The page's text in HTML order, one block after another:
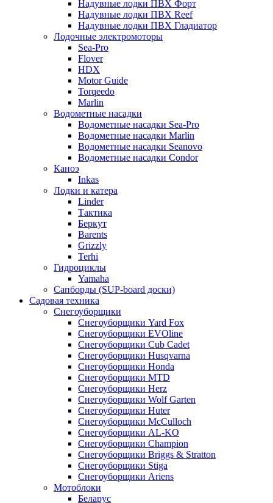
Надувные лодки ПВХ Форт
Надувные лодки ПВХ Reef
Надувные лодки ПВХ Гладиатор
Лодочные электромоторы
Sea-Pro
Flover
HDX
Motor Guide
Torqeedo
Marlin
Водометные насадки
Водометные насадки Sea-Pro
Водометные насадки Marlin
Водометные насадки Seanovo
Водометные насадки Condor
Каноэ
Inkas
Лодки и катера
Linder
Тактика
Беркут
Barents
Grizzly
Terhi
Гидроциклы
Yamaha
Сапборды (SUP-board доски)
Садовая техника
Снегоуборщики
Снегоуборщики Yard Fox
Снегоуборщики EVOline
Снегоуборщики Cub Cadet
Снегоуборщики Husqvarna
Снегоуборщики Honda
Снегоуборщики MTD
Снегоуборщики Herz
Снегоуборщики Wolf Garten
Снегоуборщики Huter
Снегоуборщики McCulloch
Снегоуборщики AL-KO
Снегоуборщики Champion
Снегоуборщики Briggs & Stratton
Снегоуборщики Stiga
Снегоуборщики Ariens
Мотоблоки
Беларус